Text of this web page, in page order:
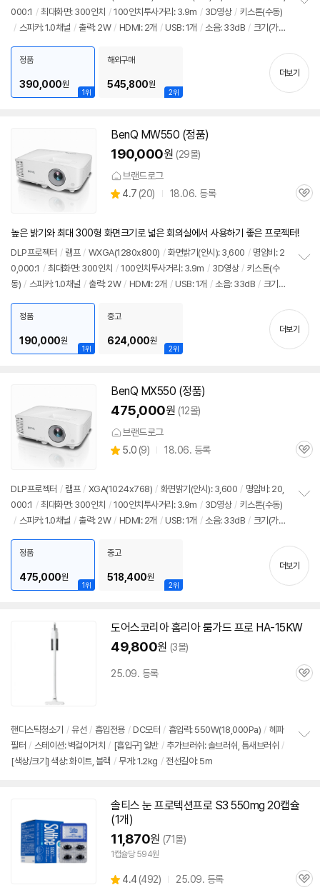
000:1 / 최대화면: 300인치 / 100인치투사거리: 3.9m / 3D영상 / 키스톤(수동)
/ 스피커: 1.0채널 / 출력: 2W / HDMI: 2개 / USB: 1개 / 소음: 33dB / 크기(가로
기
1위
정품
390,000원
2위
해외구매
545,800원
더보기
BenQ MW550 (정품)
190,000원 (29몰)
브랜드로그
별
4.7 (상
뷰
20) 18.06. 등록
관
높은 밝기와 최대 300형 화면크기로 넓은 회의실에서 사용하기 좋은 프로젝터!
DLP프로젝터 / 램프 / WXGA(1280x800) / 화면밝기(안시): 3,600 / 명암비: 2
0,000:1 / 최대화면: 300인치 / 100인치투사거리: 3.9m / 3D영상 / 키스톤(수
동) / 스피커: 1.0채널 / 출력: 2W / HDMI: 2개 / USB: 1개 / 소음: 33dB / 크기
기
1위
정품
190,000원
2위
중고
624,000원
더보기
BenQ MX550 (정품)
475,000원 (12몰)
브랜드로그
별
5.0 (상
9) 18.06. 등록
관
DLP프로젝터 / 램프 / XGA(1024x768) / 화면밝기(안시): 3,600 / 명암비: 20,
000:1 / 최대화면: 300인치 / 100인치투사거리: 3.9m / 3D영상 / 키스톤(수동)
/ 스피커: 1.0채널 / 출력: 2W / HDMI: 2개 / USB: 1개 / 소음: 33dB / 크기(가로
기
1위
정품
475,000원
2위
중고
518,400원
더보기
도어스코리아 홈리아 룸가드 프로 HA-15KW
49,800원 (3몰)
25.09. 등록
관
핸디스틱청소기 / 유선 / 흡입전용 / DC모터 / 흡입력: 550W(18,000Pa) / 헤파
필터 / 스테이션: 벽걸이거치 / [흡입구] 일반 / 추가브러쉬: 솔브러쉬, 틈새브러쉬 /
[색상/크기] 색상: 화이트, 블랙 / 무게: 1.2kg / 전선길이: 5m
솔티스 눈 프로텍션프로 S3 550mg 20캡슐
(1개)
11,870원 (71몰)
1캡슐당 594원
별
4.4 (상
492) 25.09. 등록
관